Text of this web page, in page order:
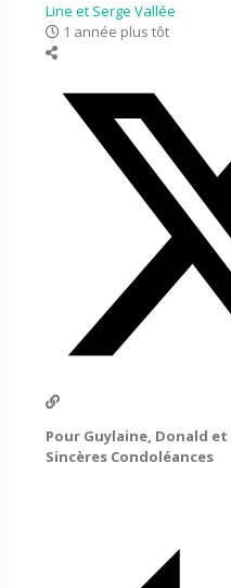
Line et Serge Vallée
1 année plus tôt
Pour Guylaine, Donald
Sincères Condoléances